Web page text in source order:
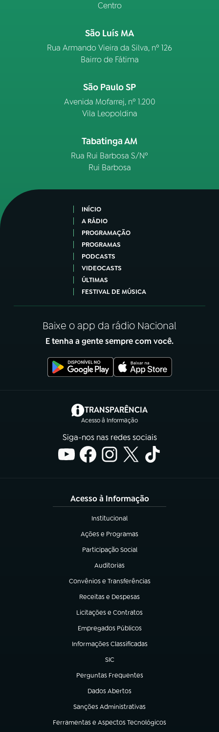
Centro
São Luís MA
Rua Armando Vieira da Silva, nº 126
Bairro de Fátima
São Paulo SP
Avenida Mofarrej, nº 1.200
Vila Leopoldina
Tabatinga AM
Rua Rui Barbosa S/Nº
Rui Barbosa
INÍCIO
A RÁDIO
PROGRAMAÇÃO
PROGRAMAS
PODCASTS
VIDEOCASTS
ÚLTIMAS
FESTIVAL DE MÚSICA
Baixe o app da rádio Nacional
E tenha a gente sempre com você.
TRANSPARÊNCIA
Acesso à Informação
(abre em nova aba)
Siga-nos nas redes sociais
Acesso à Informação
Institucional
(abre em nova aba)
Ações e Programas
(abre em nova aba)
Participação Social
(abre em nova aba)
Auditorias
(abre em nova aba)
Convênios e Transferências
(abre em nova aba)
Receitas e Despesas
(abre em nova aba)
Licitações e Contratos
(abre em nova aba)
Empregados Públicos
(abre em nova aba)
Informações Classificadas
(abre em nova aba)
SIC
(abre em nova aba)
Perguntas Frequentes
(abre em nova aba)
Dados Abertos
(abre em nova aba)
Sanções Administrativas
(abre em nova aba)
Ferramentas e Aspectos Tecnológicos
(abre em nova aba)